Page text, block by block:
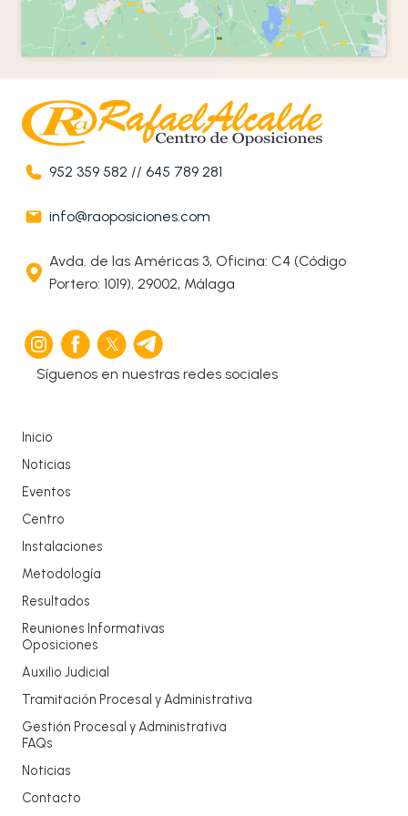
952 359 582 //645 789 281
info@raoposiciones.com
Avda. de las Américas 3, Oficina: C4 (Código
Portero: 1019), 29002, Málaga
Síguenos en nuestras redes sociales
Inicio
Noticias
Eventos
Centro
Instalaciones
Metodología
Resultados
Reuniones Informativas
Oposiciones
Auxilio Judicial
Tramitación Procesal y Administrativa
Gestión Procesal y Administrativa
FAQs
Noticias
Contacto